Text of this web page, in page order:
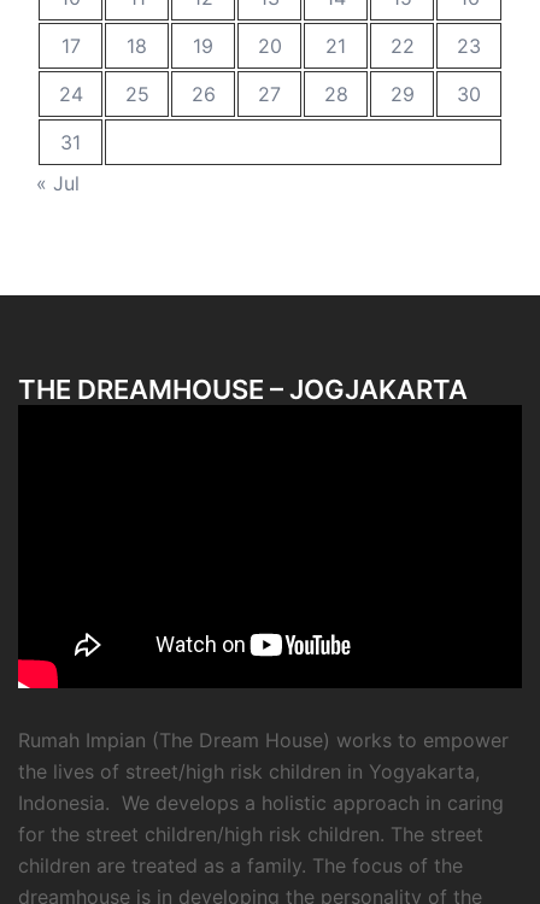
17
18 19 20 21 22
23
24
25 26 27 28 29
30
31
« Jul
THE DREAMHOUSE – JOGJAKARTA
Rumah Impian (The Dream House) works to empower
the lives of street/high risk children in Yogyakarta,
Indonesia. We develops a holistic approach in caring
for the street children/high risk children. The street
children are treated as a family. The focus of the
dreamhouse is in developing the personality of the